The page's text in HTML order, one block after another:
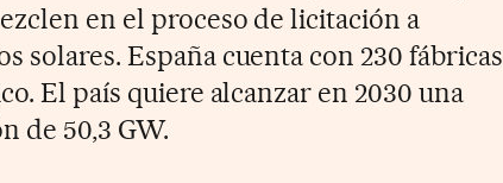
en el proceso de licitación a
solares. España cuenta con 230 fábricas
El país quiere alcanzar en 2030 una
de 50,3 GW.